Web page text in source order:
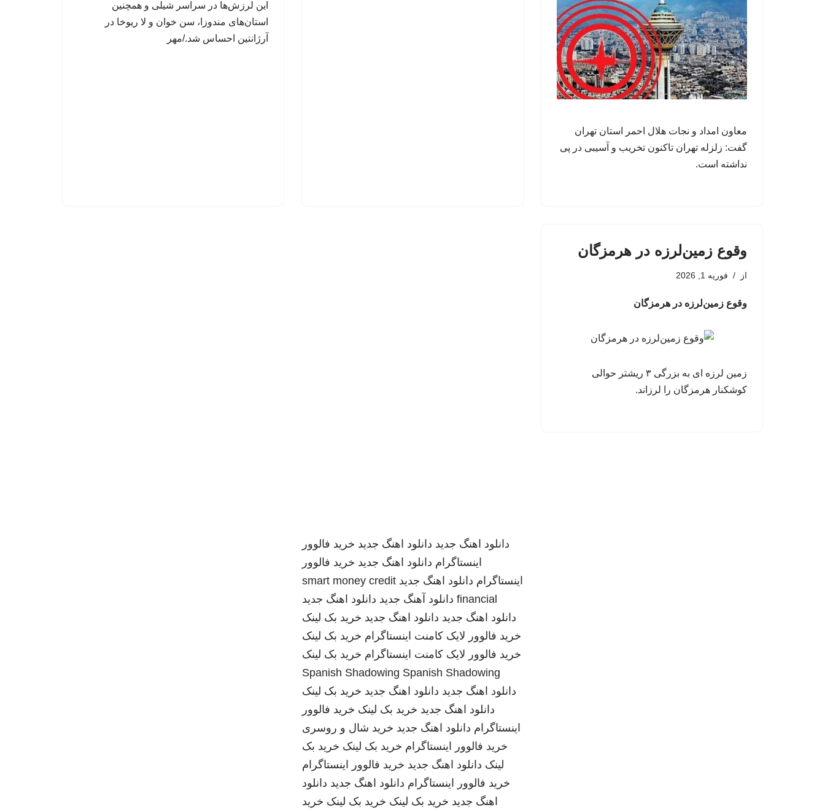
معاون امداد و نجات هلال احمر استان تهران
گفت: زلزله تهران تاکنون تخریب و آسیبی در پی
نداشته است.
این لرزش‌ها در سراسر شیلی و همچنین
استان‌های مندوزا، سن خوان و لا ریوخا در
آرژانتین احساس شد./مهر
وقوع زمین‌لرزه در هرمزگان
از فوریه 1, 2026
وقوع زمین‌لرزه در هرمزگان
زمین لرزه ای به بزرگی ۳ ریشتر حوالی
کوشکنار هرمزگان را لرزاند.
دانلود اهنگ جدید دانلود اهنگ جدید خرید فالوور
اینستاگرام دانلود اهنگ جدید خرید فالوور
اینستاگرام دانلود اهنگ جدید smart money credit
financial دانلود آهنگ جدید دانلود اهنگ جدید
دانلود اهنگ جدید دانلود اهنگ جدید خرید بک لینک
خرید فالوور لایک کامنت اینستاگرام خرید بک لینک
خرید فالوور لایک کامنت اینستاگرام خرید بک لینک
Spanish Shadowing Spanish Shadowing
دانلود اهنگ جدید دانلود اهنگ جدید خرید بک لینک
دانلود اهنگ جدید خرید بک لینک خرید فالوور
اینستاگرام دانلود اهنگ جدید خرید شال و روسری
خرید فالوور اینستاگرام خرید بک لینک خرید بک
لینک دانلود اهنگ جدید خرید فالوور اینستاگرام
خرید فالوور اینستاگرام دانلود اهنگ جدید دانلود
اهنگ جدید خرید بک لینک خرید بک لینک خرید